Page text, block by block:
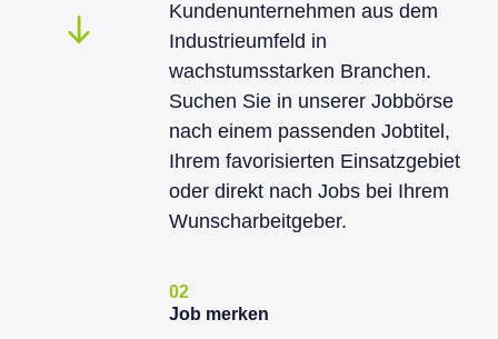
Kundenunternehmen aus dem
Industrieumfeld in
wachstumsstarken Branchen.
Suchen Sie in unserer Jobbörse
nach einem passenden Jobtitel,
Ihrem favorisierten Einsatzgebiet
oder direkt nach Jobs bei Ihrem
Wunscharbeitgeber.
02
Job merken